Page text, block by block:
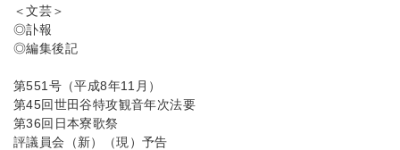
＜文芸＞
◎訃報
◎編集後記
第551号（平成8年11月）
第45回世田谷特攻観音年次法要
第36回日本寮歌祭
評議員会（新）（現）予告